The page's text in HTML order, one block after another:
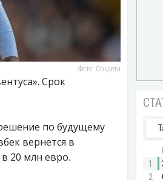
Фото: Соцсети
Срок
по будущему
вернется в
20 млн евро.